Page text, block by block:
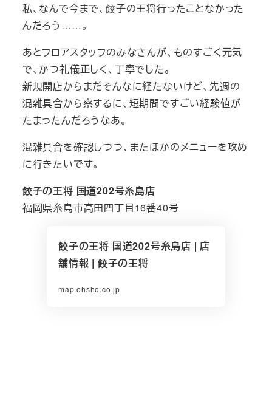
私、なんで今まで、餃子の王将行ったことなかった
んだろう……。
あとフロアスタッフのみなさんが、ものすごく元気
で、かつ礼儀正しく、丁寧でした。
新規開店からまだそんなに経たないけど、先週の
混雑具合から察するに、短期間ですごい経験値が
たまったんだろうなあ。
混雑具合を確認しつつ、またほかのメニューを攻め
に行きたいです。
餃子の王将 国道202号糸島店
福岡県糸島市高田四丁目16番40号
餃子の王将 国道202号糸島店 | 店
舗情報 | 餃子の王将
map.ohsho.co.jp